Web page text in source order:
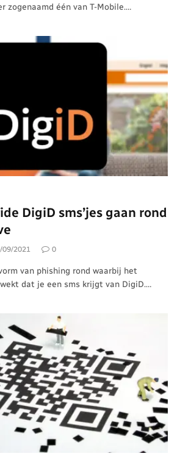
zogenaamd één van T-Mobile.…
DigiD sms’jes gaan rond
09/2021 0
van phishing rond waarbij het
dat je een sms krijgt van DigiD.…